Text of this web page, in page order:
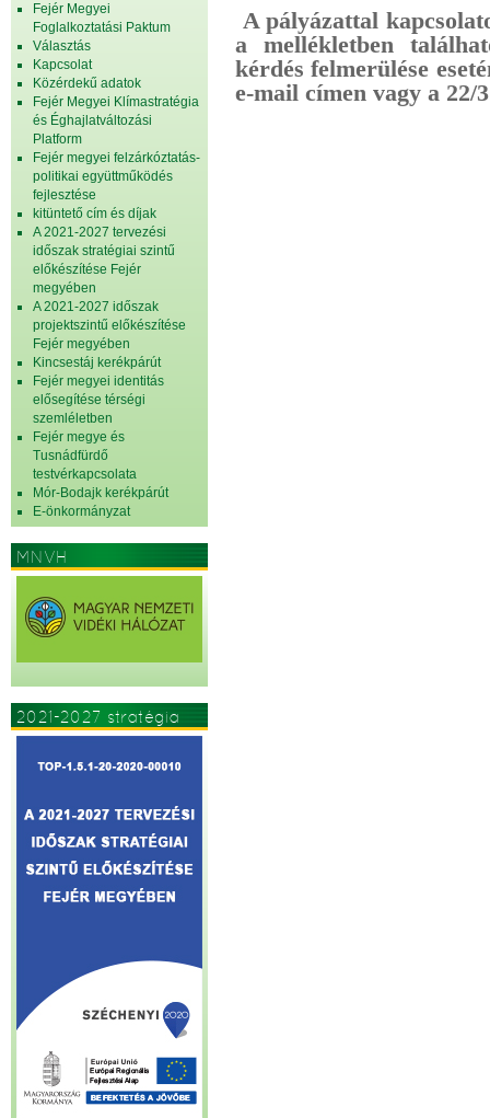
Fejér Megyei
Foglalkoztatási Paktum
Választás
Kapcsolat
Közérdekű adatok
Fejér Megyei Klímastratégia
és Éghajlatváltozási
Platform
Fejér megyei felzárkóztatás-
politikai együttműködés
fejlesztése
kitüntető cím és díjak
A 2021-2027 tervezési
időszak stratégiai szintű
előkészítése Fejér
megyében
A 2021-2027 időszak
projektszintű előkészítése
Fejér megyében
Kincsestáj kerékpárút
Fejér megyei identitás
elősegítése térségi
szemléletben
Fejér megye és
Tusnádfürdő
testvérkapcsolata
Mór-Bodajk kerékpárút
E-önkormányzat
MNVH
2021-2027 stratégia
A pályázattal
a mellékletben
kérdés felmerülése
e-mail címen vagy a 22/